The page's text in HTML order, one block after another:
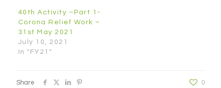
40th Activity –Part 1-
Corona Relief Work –
31st May 2021
July 10, 2021
In "FY21"
Share 0